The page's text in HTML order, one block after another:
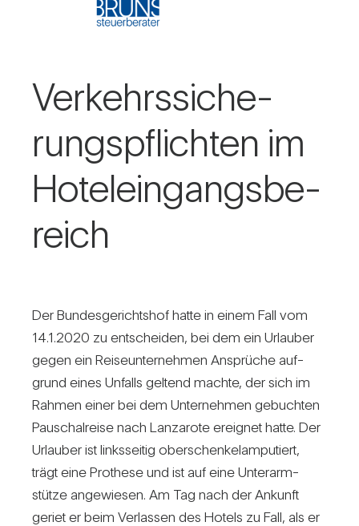
Ver­kehrs­si­che­
rungs­pflichten im
Hotel­ein­gangs­be­
reich
Der Bun­des­ge­richtshof hatte in einem Fall vom
14.1.2020 zu ent­scheiden, bei dem ein Urlauber
gegen ein Rei­se­un­ter­nehmen Ansprüche auf­
grund eines Unfalls gel­tend machte, der sich im
Rahmen einer bei dem Unter­nehmen gebuchten
Pau­schal­reise nach Lan­za­rote ereignet hatte. Der
Urlauber ist links­seitig ober­schen­kel­am­pu­tiert,
trägt eine Pro­these und ist auf eine Unter­arm­
stütze ange­wiesen. Am Tag nach der Ankunft
geriet er beim Ver­lassen des Hotels zu Fall, als er